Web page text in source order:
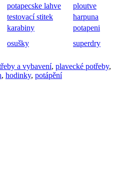
potapecske lahve
ploutve
testovací stitek
harpuna
karabiny
potapeni
osušky superdry
a vybavení, plavecké potřeby,
, hodinky, potápění